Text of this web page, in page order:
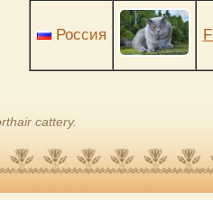
Россия
cattery.